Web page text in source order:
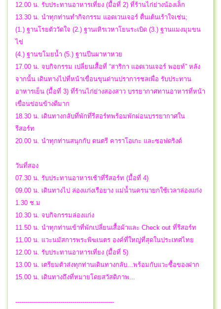
12.00 น. รับประทานอาหารเที่ยง (มื้อที่ 2) ที่ร้านไก่ย่างน้องเล็ก
13.30 น. นำทุกท่านทำกิจกรรม แอดเวนเจอร์ ตื่นเต้นเร้าใจเช่น;
(1.) ฐานโรยตัววัดใจ (2.) ฐานเหิรเวหาโยนระเบิด (3.) ฐานแมงมุมขน
ไข่
(4.) ฐานขโมยน้ำ (5.) ฐานปีนผาหาหวย
17.00 น. จบกิจกรรม เปลี่ยนเสื้อที่ “สาริกา แอดเวนเจอร์ พอยท์” หลัง
จากนั้น เดินทางไปที่หน้าเขื่อนขุนด่านปราการชลเพื่อ รับประทาน
อาหารเย็น (มื้อที่ 3) ที่ร้านไก่ย่างสองสาว บรรยากาศทานอาหารที่หน้า
เขื่อนข่อนข้างดีมาก
18.30 น. เดินทางกลับที่พักที่รีสอร์ทพร้อมพักผ่อนบรรยากาศใน
รีสอร์ท
20.00 น. นำทุกท่านสนุกกับ ดนตรี คาราโอเกะ และซอฟดริงด์
วันที่สอง
07.30 น. รับประทานอาหารเช้าที่รีสอร์ท (มื้อที่ 4)
09.00 น. เดินทางไป ล่องแก่งเรือยาง แม่น้ำนครนายกใช้เวลาล่องแก่ง
1.30 ช.ม
10.30 น. จบกิจกรรมล่องแก่ง
11.50 น. นำทุกท่านเข้าที่พักเปลี่ยนเสื้อผ้าและ Check out ที่รีสอร์ท
11.00 น. แวะนมัสการพระพิฆเนตร องค์ที่ใหญ่ที่สุดในประเทศไทย
12.00 น. รับประทานอาหารเที่ยง (มื้อที่ 5)
13.00 น. เตรียมตัวส่งทุกท่านเดินทางกลับ...พร้อมกับแวะซื้อของฝาก
15.00 น. เดินทางถึงที่หมายโดยสวัสดิภาพ...
--------------------------------------------------